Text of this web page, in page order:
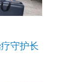
守护长